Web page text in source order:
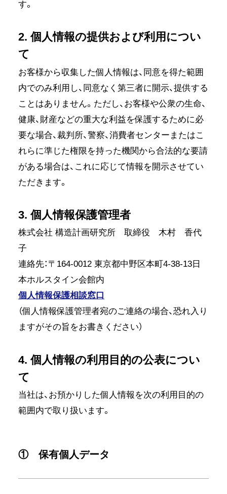
す。
2. 個人情報の提供および利用につい
て
お客様から収集した個人情報は、同意を得た範囲
内でのみ利用し、同意なく第三者に開示、提供する
ことはありません。ただし、お客様や公衆の生命、
健康、財産などの重大な利益を保護するために必
要な場合、裁判所、警察、消費者センターまたはこ
れらに準じた権限を持った機関から合法的な要請
がある場合は、これに応じて情報を開示させてい
ただきます。
3. 個人情報保護管理者
株式会社 構造計画研究所 取締役 木村 香代
子
連絡先：〒164-0012 東京都中野区本町4-38-13日
本ホルスタイン会館内
個人情報保護相談窓口
（個人情報保護管理者宛のご連絡の場合、恐れ入り
ますがその旨をお書きください）
4. 個人情報の利用目的の公表につい
て
当社は、お預かりした個人情報を次の利用目的の
範囲内で取り扱います。
① 保有個人データ